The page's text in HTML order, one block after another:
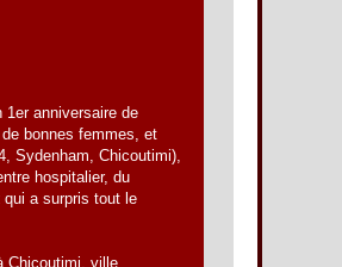
anniversaire de
bonnes femmes, et
Sydenham, Chicoutimi),
hospitalier, du
a surpris tout le
Chicoutimi, ville